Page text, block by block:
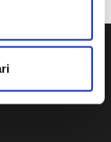
oppure